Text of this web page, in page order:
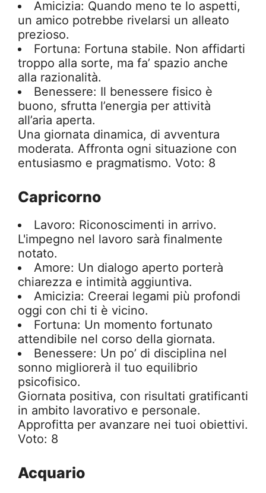
Amicizia: Quando meno te lo aspetti,
un amico potrebbe rivelarsi un alleato
prezioso.
Fortuna: Fortuna stabile. Non affidarti
troppo alla sorte, ma fa’ spazio anche
alla razionalità.
Benessere: Il benessere fisico è
buono, sfrutta l’energia per attività
all’aria aperta.
Una giornata dinamica, di avventura
moderata. Affronta ogni situazione con
entusiasmo e pragmatismo. Voto: 8
Capricorno
Lavoro: Riconoscimenti in arrivo.
L'impegno nel lavoro sarà finalmente
notato.
Amore: Un dialogo aperto porterà
chiarezza e intimità aggiuntiva.
Amicizia: Creerai legami più profondi
oggi con chi ti è vicino.
Fortuna: Un momento fortunato
attendibile nel corso della giornata.
Benessere: Un po’ di disciplina nel
sonno migliorerà il tuo equilibrio
psicofisico.
Giornata positiva, con risultati gratificanti
in ambito lavorativo e personale.
Approfitta per avanzare nei tuoi obiettivi.
Voto: 8
Acquario